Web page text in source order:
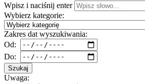
Wpisz i naciśnij enter
Wybierz kategorie:
Zakres dat wyszukiwania:
Od:
Do:
Szukaj
Uwaga: